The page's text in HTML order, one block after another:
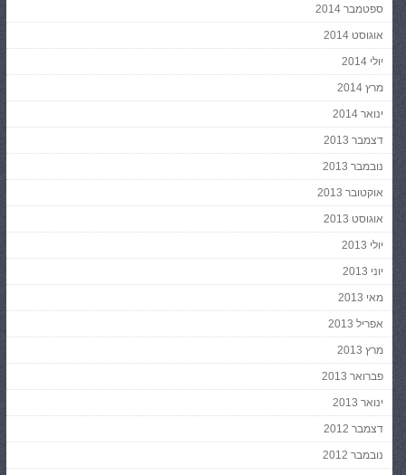
ספטמבר 2014
אוגוסט 2014
יולי 2014
מרץ 2014
ינואר 2014
דצמבר 2013
נובמבר 2013
אוקטובר 2013
אוגוסט 2013
יולי 2013
יוני 2013
מאי 2013
אפריל 2013
מרץ 2013
פברואר 2013
ינואר 2013
דצמבר 2012
נובמבר 2012